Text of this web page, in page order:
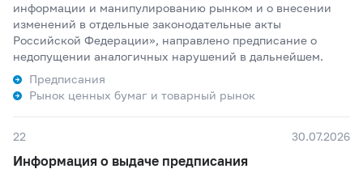
информации и манипулированию рынком и о внесении
изменений в отдельные законодательные акты
Российской Федерации», направлено предписание о
недопущении аналогичных нарушений в дальнейшем.
Предписания
Рынок ценных бумаг и товарный рынок
22 30.07.2026
Информация о выдаче предписания